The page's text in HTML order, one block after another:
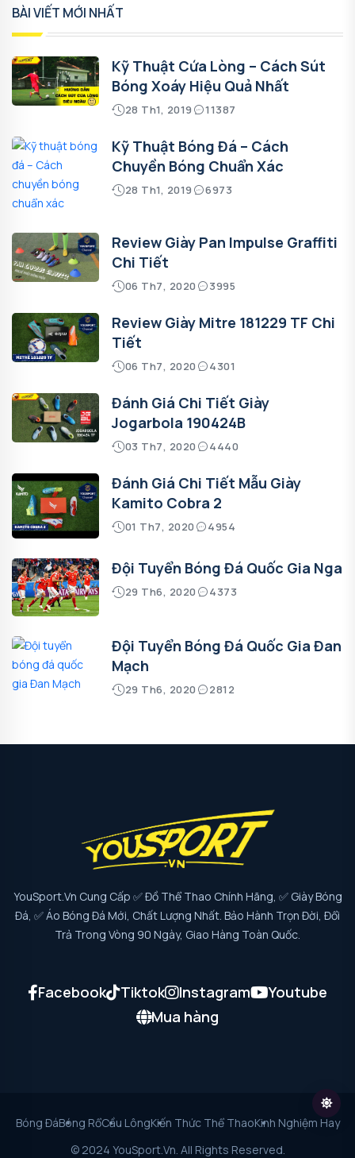
BÀI VIẾT MỚI NHẤT
Kỹ Thuật Cứa Lòng – Cách Sút
Bóng Xoáy Hiệu Quả Nhất
28 Th1, 2019 11387
Kỹ Thuật Bóng Đá – Cách
Chuyền Bóng Chuẩn Xác
28 Th1, 2019 6973
Review Giày Pan Impulse Graffiti
Chi Tiết
06 Th7, 2020 3995
Review Giày Mitre 181229 TF Chi
Tiết
06 Th7, 2020 4301
Đánh Giá Chi Tiết Giày
Jogarbola 190424B
03 Th7, 2020 4440
Đánh Giá Chi Tiết Mẫu Giày
Kamito Cobra 2
01 Th7, 2020 4954
Đội Tuyển Bóng Đá Quốc Gia Nga
29 Th6, 2020 4373
Đội Tuyển Bóng Đá Quốc Gia Đan
Mạch
29 Th6, 2020 2812
YouSport.vn Cung Cấp ✅ Đồ Thể Thao Chính Hãng, ✅ Giày Bóng
Đá, ✅ Áo Bóng Đá Mới, Chất Lượng Nhất. Bảo Hành Trọn Đời, Đổi
Trả Trong Vòng 90 Ngày, Giao Hàng Toàn Quốc.
Facebook Tiktok Instagram
Youtube
Mua hàng
Bóng ĐáBóng RổCầu LôngKiến Thức Thể ThaoKinh Nghiệm Hay
© 2024 YouSport.vn. All Rights Reserved.